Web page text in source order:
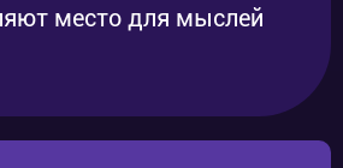
место для мыслей